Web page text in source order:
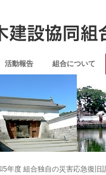
活動報告 組合について
5年度 組合独自の災害応急復旧